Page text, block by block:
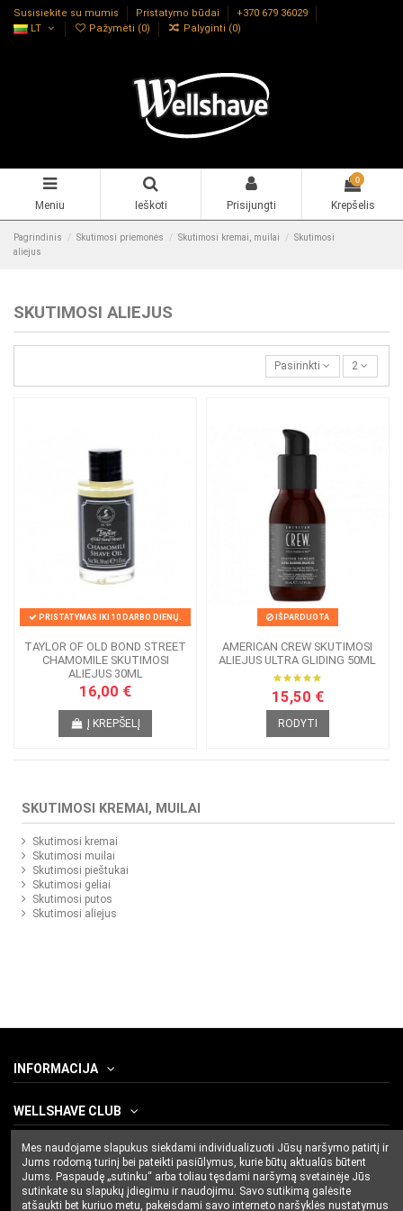
Susisiekite su mumis Pristatymo būdai
+370 679 36029
LT
Pažymėti (0) Palyginti (0)
Meniu Ieškoti Prisijungti
0
Krepšelis
Pagrindinis Skutimosi priemonės Skutimosi kremai, muilai
Skutimosi
aliejus
SKUTIMOSI ALIEJUS
Pasirinkti 2
PRISTATYMAS IKI 10 DARBO DIENŲ.
TAYLOR OF OLD BOND STREET
CHAMOMILE SKUTIMOSI
ALIEJUS 30ML
16,00 €
Į KREPŠELĮ
IŠPARDUOTA
AMERICAN CREW SKUTIMOSI
ALIEJUS ULTRA GLIDING 50ML
15,50 €
RODYTI
SKUTIMOSI KREMAI, MUILAI
Skutimosi kremai
Skutimosi muilai
Skutimosi pieštukai
Skutimosi geliai
Skutimosi putos
Skutimosi aliejus
INFORMACIJA
WELLSHAVE CLUB
SUSISIEKITE SU MUMIS
Mes naudojame slapukus siekdami individualizuoti Jūsų naršymo patirtį ir
Jums rodomą turinį bei pateikti pasiūlymus, kurie būtų aktualūs būtent
Jums. Paspaudę „sutinku“ arba toliau tęsdami naršymą svetainėje Jūs
sutinkate su slapukų įdiegimu ir naudojimu. Savo sutikimą galėsite
atšaukti bet kuriuo metu, pakeisdami savo interneto naršyklės nustatymus